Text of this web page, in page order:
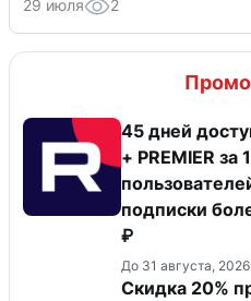
29 июля 2
45 дней
+ PREMIER за
подписки
₽
До 31 августа, 2026
Скидка 20%